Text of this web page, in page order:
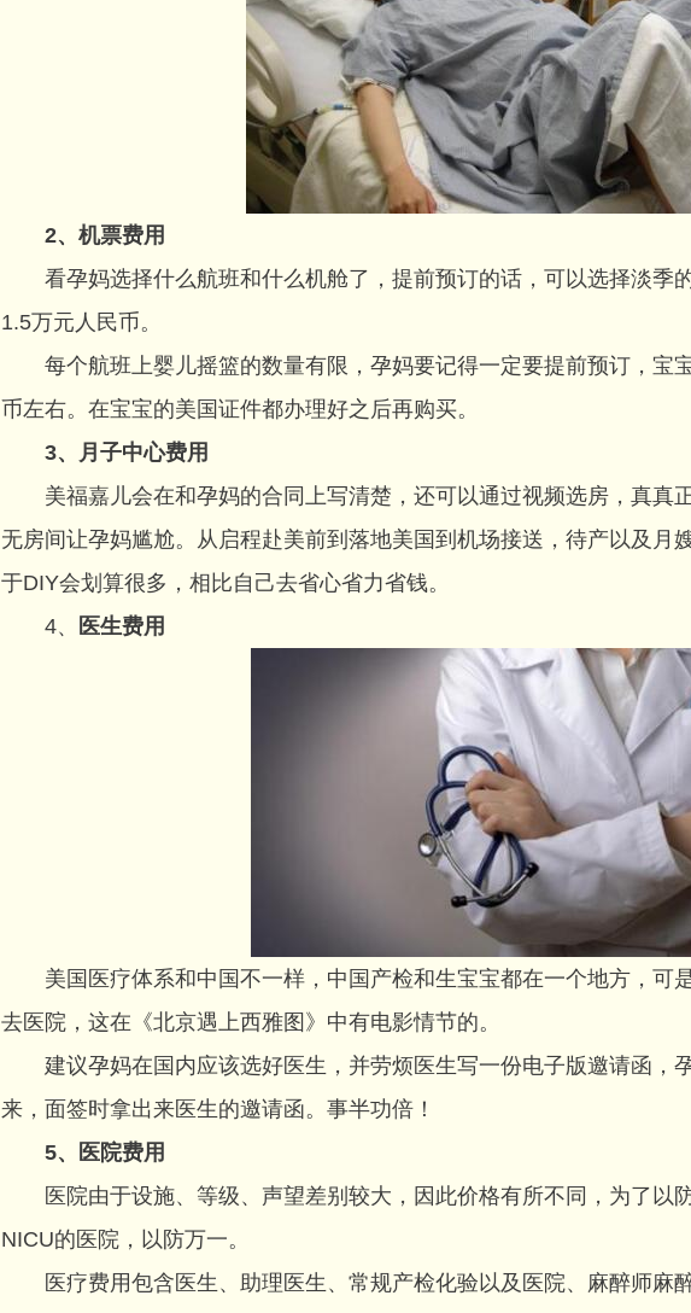
2、机票费用
看孕妈选择什么航班和什么机舱了，提前预订的话，可以选择淡季
1.5万元人民币。
每个航班上婴儿摇篮的数量有限，孕妈要记得一定要提前预订，宝
币左右。在宝宝的美国证件都办理好之后再购买。
3、月子中心费用
美福嘉儿会在和孕妈的合同上写清楚，还可以通过视频选房，真真
无房间让孕妈尴尬。从启程赴美前到落地美国到机场接送，待产以及月
于DIY会划算很多，相比自己去省心省力省钱。
4、
医生费用
美国医疗体系和中国不一样，中国产检和生宝宝都在一个地方，可
去医院，这在《北京遇上西雅图》中有电影情节的。
建议孕妈在国内应该选好医生，并劳烦医生写一份电子版邀请函，
来，面签时拿出来医生的邀请函。事半功倍！
5、医院费用
医院由于设施、等级、声望差别较大，因此价格有所不同，为了以
NICU的医院，以防万一。
医疗费用包含医生、助理医生、常规产检化验以及医院、麻醉师麻